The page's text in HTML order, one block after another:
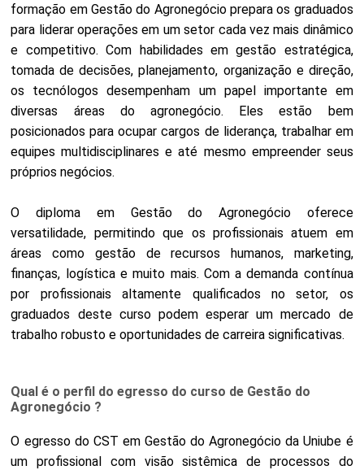
formação em Gestão do Agronegócio prepara os graduados
para liderar operações em um setor cada vez mais dinâmico
e competitivo. Com habilidades em gestão estratégica,
tomada de decisões, planejamento, organização e direção,
os tecnólogos desempenham um papel importante em
diversas áreas do agronegócio. Eles estão bem
posicionados para ocupar cargos de liderança, trabalhar em
equipes multidisciplinares e até mesmo empreender seus
próprios negócios.
O diploma em Gestão do Agronegócio oferece
versatilidade, permitindo que os profissionais atuem em
áreas como gestão de recursos humanos, marketing,
finanças, logística e muito mais. Com a demanda contínua
por profissionais altamente qualificados no setor, os
graduados deste curso podem esperar um mercado de
trabalho robusto e oportunidades de carreira significativas.
Qual é o perfil do egresso do curso de Gestão do
Agronegócio ?
O egresso do CST em Gestão do Agronegócio da Uniube é
um profissional com visão sistêmica de processos do